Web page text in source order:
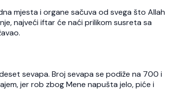
mjesta i organe sačuva od svega što Allah
najveći iftar će naći prilikom susreta sa
sevapa. Broj sevapa se podiže na 700 i
jer rob zbog Mene napušta jelo, piće i